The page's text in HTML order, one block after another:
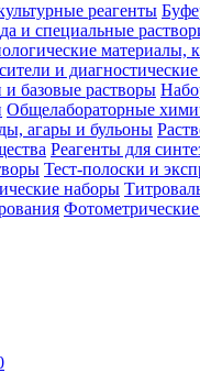
реагенты
и специальные
материалы,
и
базовые растворы
Общелабораторные
агары и бульоны
Реагенты для
Тест-полоски и
наборы